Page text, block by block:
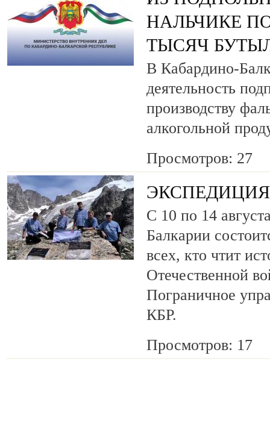
НАЛЬЧИКЕ
ТЫСЯЧ
В Кабардино-
деятельность
производству
алкогольной
Просмотров: 27
С 10 по 14
Балкарии
всех, кто чтит
Отечественной
Пограничное
КБР.
Просмотров: 17